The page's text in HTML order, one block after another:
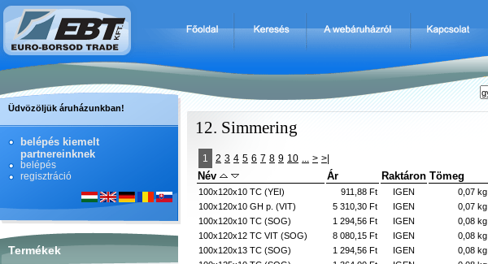
Üdvözöljük áruházunkban!
belépés kiemelt
partnereinknek
belépés
regisztráció
Termékek
12. Simmering
1 2 3 4 5 6 7 8 9 10 ... > >|
Név Ár Raktáron Tömeg
100x120x10 TC (YEI) 911,88 Ft IGEN
0,07 kg
100x120x10 GH p. (VIT)
5 310,30 Ft IGEN
0,07 kg
100x120x10 TC (SOG)
1 294,56 Ft IGEN
0,08 kg
100x120x12 TC VIT (SOG)
8 080,15 Ft IGEN
0,08 kg
100x120x13 TC (SOG)
1 294,56 Ft IGEN
0,08 kg